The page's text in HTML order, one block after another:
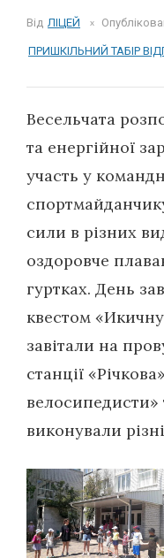
Від ЛІЦЕЙ
ПРИШКІЛЬНИЙ ТАБІР
Весельчата
та енергійної
участь у
сили в різних
оздоровче
гуртках. День
квестом
завітали на
станції
велосипедисти»
виконували